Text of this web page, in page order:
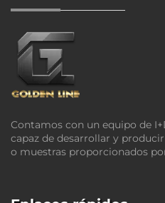
Contamos con un equipo de
capaz de desarrollar y
o muestras proporcionados